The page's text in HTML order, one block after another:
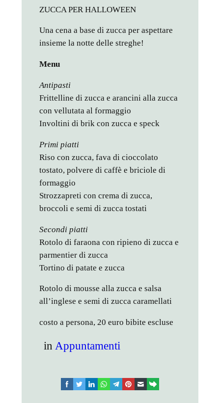
ZUCCA PER HALLOWEEN
Una cena a base di zucca per aspettare
insieme la notte delle streghe!
Menu
Antipasti
Frittelline di zucca e arancini alla zucca
con vellutata al formaggio
Involtini di brik con zucca e speck
Primi piatti
Riso con zucca, fava di cioccolato
tostato, polvere di caffè e briciole di
formaggio
Strozzapreti con crema di zucca,
broccoli e semi di zucca tostati
Secondi piatti
Rotolo di faraona con ripieno di zucca e
parmentier di zucca
Tortino di patate e zucca
Rotolo di mousse alla zucca e salsa
all’inglese e semi di zucca caramellati
costo a persona, 20 euro bibite escluse
in Appuntamenti
facebooktwitterlinkedinwhatsapptelegram
pinterest email link